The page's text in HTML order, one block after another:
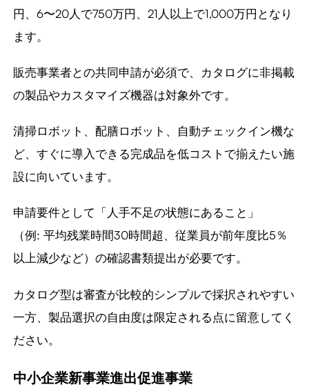
円、6〜20人で750万円、21人以上で1,000万円となり
ます。
販売事業者との共同申請が必須で、カタログに非掲載
の製品やカスタマイズ機器は対象外です。
清掃ロボット、配膳ロボット、自動チェックイン機な
ど、すぐに導入できる完成品を低コストで揃えたい施
設に向いています。
申請要件として「人手不足の状態にあること」
（例: 平均残業時間30時間超、従業員が前年度比5％
以上減少など）の確認書類提出が必要です。
カタログ型は審査が比較的シンプルで採択されやすい
一方、製品選択の自由度は限定される点に留意してく
ださい。
中小企業新事業進出促進事業